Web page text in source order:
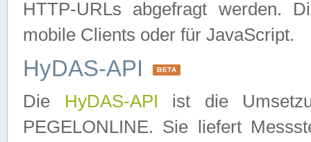
HTTP-URLs abgefragt werden.
mobile Clients oder für JavaScript.
HyDAS-API BETA
Die HyDAS-API ist die
PEGELONLINE. Sie liefert